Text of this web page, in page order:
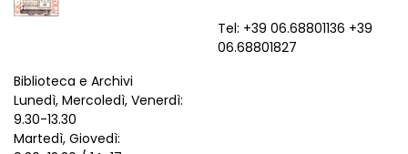
Tel: +39 06.68801136 +39
06.68801827
Biblioteca e Archivi
Lunedì, Mercoledì, Venerdì:
9.30-13.30
Martedì, Giovedì: